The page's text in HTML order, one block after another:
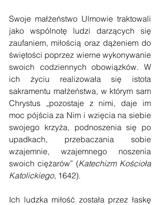
Swoje małżeństwo Ulmowie traktowali
jako wspólnotę ludzi darzących się
zaufaniem, miłością oraz dążeniem do
świętości poprzez wierne wykonywanie
swoich codziennych obowiązków. W
ich życiu realizowała się istota
sakramentu małżeństwa, w którym sam
Chrystus „pozostaje z nimi, daje im
moc pójścia za Nim i wzięcia na siebie
swojego krzyża, podnoszenia się po
upadkach, przebaczania sobie
wzajemnie, wzajemnego noszenia
swoich ciężarów” (Katechizm Kościoła
Katolickiego, 1642).
Ich ludzka miłość została przez łaskę